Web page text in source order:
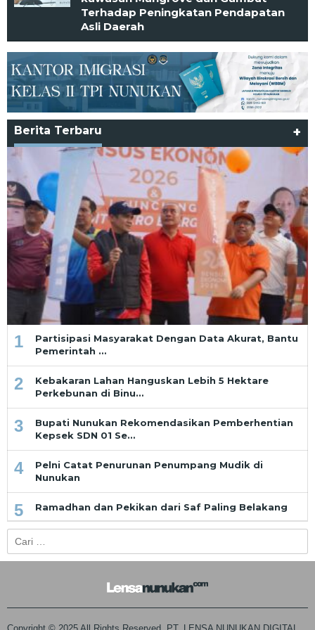
Terhadap Peningkatan Pendapatan
Asli Daerah
Berita Terbaru +
1
Partisipasi Masyarakat Dengan Data Akurat, Bantu
Pemerintah …
2
Kebakaran Lahan Hanguskan Lebih 5 Hektare
Perkebunan di Binu…
3
Bupati Nunukan Rekomendasikan Pemberhentian
Kepsek SDN 01 Se…
4
Pelni Catat Penurunan Penumpang Mudik di
Nunukan
5 Ramadhan dan Pekikan dari Saf Paling Belakang
untuk: